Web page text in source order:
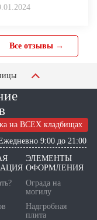
Все отзывы →
на ВСЕХ кладбищах
9:00 до 21:00
ЭЛЕМЕНТЫ
ОФОРМЛЕНИЯ
Ограда на
могилу
Надгробная
плита